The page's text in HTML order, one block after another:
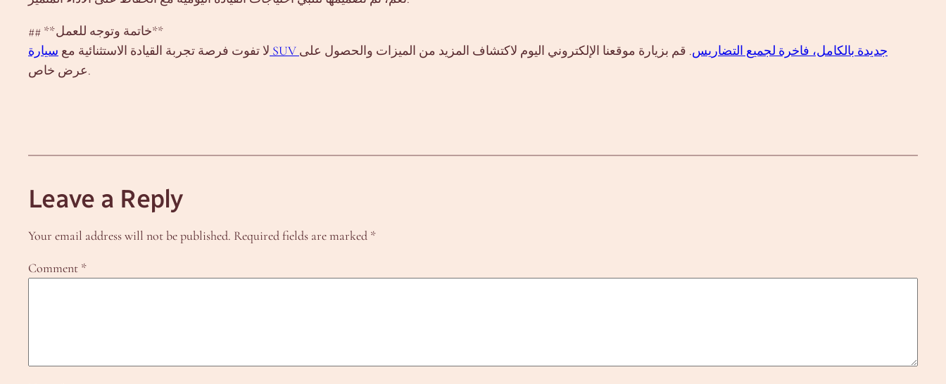
## **خاتمة وتوجه للعمل**
لا تفوت فرصة تجربة القيادة الاستثنائية مع
سيارة SUV جديدة بالكامل، فاخرة لجميع التضاريس. قم بزيارة موقعنا الإلكتروني اليوم لاكتشاف المزيد من الميزات والحصول على
عرض خاص.
Leave a Reply
Your email address will not be published. Required fields are marked *
Comment *